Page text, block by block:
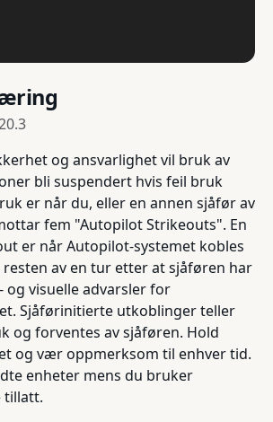
og ansvarlighet vil bruk av
bli suspendert hvis feil bruk
er når du, eller en annen sjåfør av
fem "Autopilot Strikeouts". En
er når Autopilot-systemet kobles
av en tur etter at sjåføren har
visuelle advarsler for
Sjåførinitierte utkoblinger teller
og forventes av sjåføren. Hold
og vær oppmerksom til enhver tid.
enheter mens du bruker
tillatt.